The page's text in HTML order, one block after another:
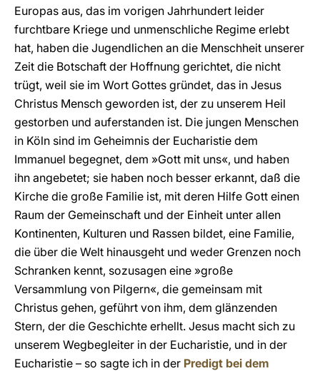
Europas aus, das im vorigen Jahrhundert leider
furchtbare Kriege und unmenschliche Regime erlebt
hat, haben die Jugendlichen an die Menschheit unserer
Zeit die Botschaft der Hoffnung gerichtet, die nicht
trügt, weil sie im Wort Gottes gründet, das in Jesus
Christus Mensch geworden ist, der zu unserem Heil
gestorben und auferstanden ist. Die jungen Menschen
in Köln sind im Geheimnis der Eucharistie dem
Immanuel begegnet, dem »Gott mit uns«, und haben
ihn angebetet; sie haben noch besser erkannt, daß die
Kirche die große Familie ist, mit deren Hilfe Gott einen
Raum der Gemeinschaft und der Einheit unter allen
Kontinenten, Kulturen und Rassen bildet, eine Familie,
die über die Welt hinausgeht und weder Grenzen noch
Schranken kennt, sozusagen eine »große
Versammlung von Pilgern«, die gemeinsam mit
Christus gehen, geführt von ihm, dem glänzenden
Stern, der die Geschichte erhellt. Jesus macht sich zu
unserem Wegbegleiter in der Eucharistie, und in der
Eucharistie – so sagte ich in der Predigt bei dem